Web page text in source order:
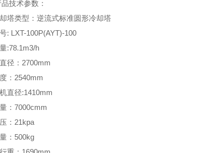
品技术参数：
塔类型：逆流式标准圆形冷却塔
: LXT-100P(AYT)-100
:78.1m3/h
径：2700mm
：2540mm
直径:1410mm
：7000cmm
：21kpa
：500kg